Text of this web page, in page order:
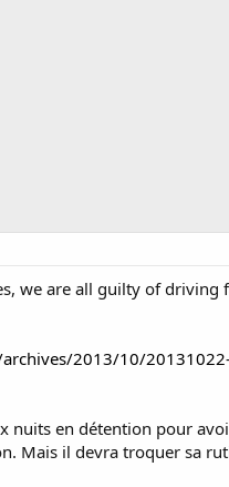
we are all guilty of
2013/10/
nuits en détention pour
Mais il devra troquer sa